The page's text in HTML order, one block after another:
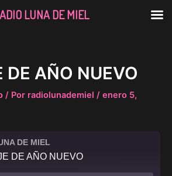
DE AÑO NUEVO
/ Por radiolunademiel / enero 5,
DE MIEL
DE AÑO NUEVO
LUNA DE MIEL